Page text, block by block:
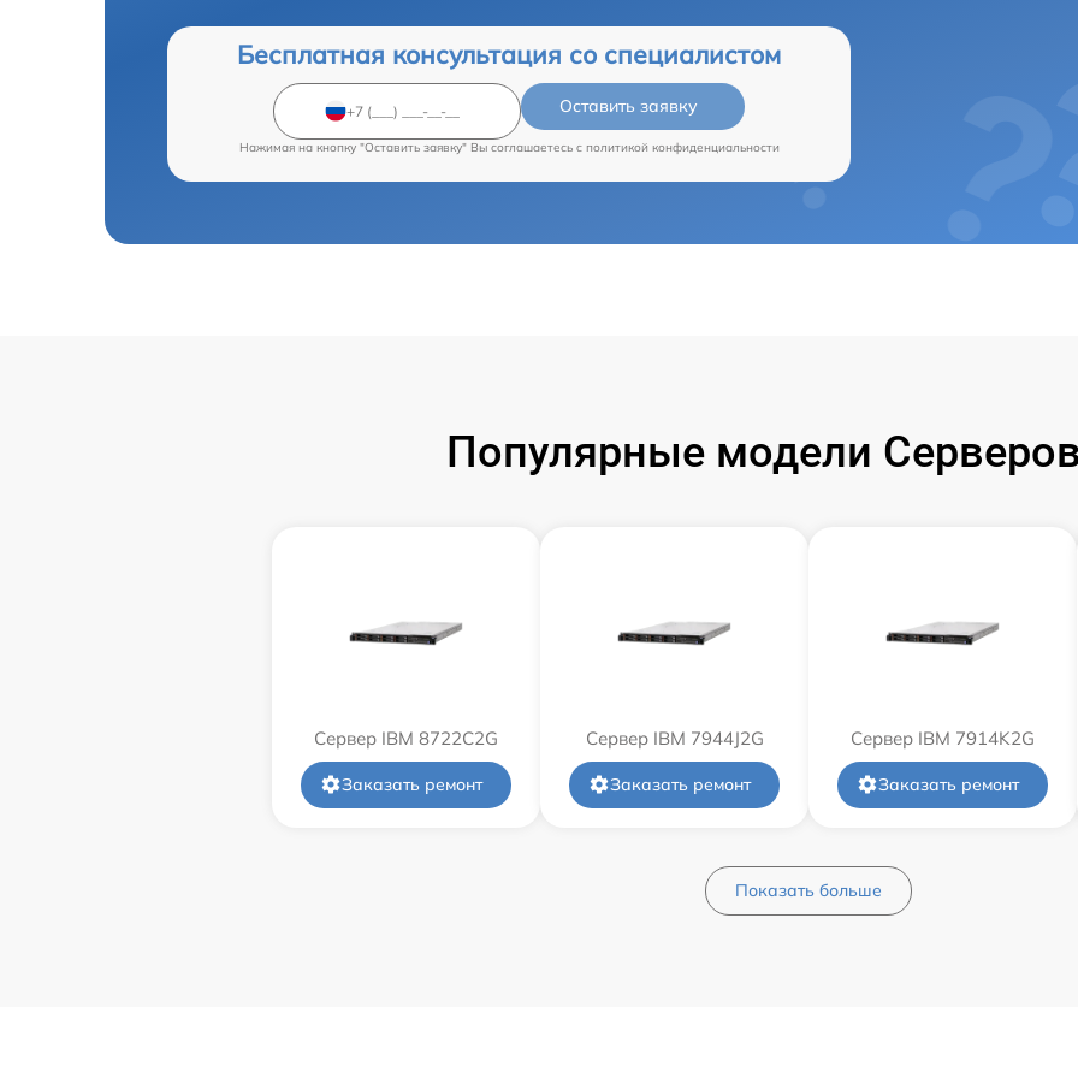
Бесплатная консультация со специалистом
Оставить заявку
Нажимая на кнопку "Оставить заявку" Вы соглашаетесь c политикой конфиденциальности
Популярные модели
Сервер IBM 8722C2G
Заказать ремонт
Сервер IBM 7944J2G
Заказать ремонт
Сервер IBM 7914K2G
Заказать ремонт
Показать больше